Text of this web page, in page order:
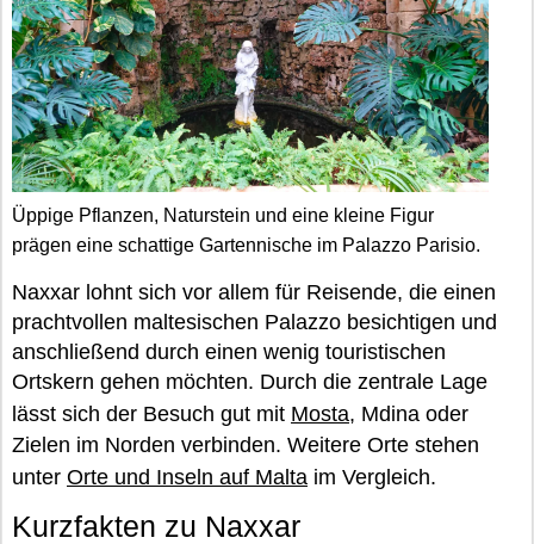
Üppige Pflanzen, Naturstein und eine kleine Figur
prägen eine schattige Gartennische im Palazzo Parisio.
Naxxar lohnt sich vor allem für Reisende, die einen
prachtvollen maltesischen Palazzo besichtigen und
anschließend durch einen wenig touristischen
Ortskern gehen möchten. Durch die zentrale Lage
lässt sich der Besuch gut mit Mosta, Mdina oder
Zielen im Norden verbinden. Weitere Orte stehen
unter Orte und Inseln auf Malta im Vergleich.
Kurzfakten zu Naxxar